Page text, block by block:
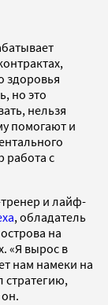
здоровья
но это
нельзя
помогают и
работа с
и лайф-
, обладатель
на
«Я вырос в
нам намеки на
стратегию,